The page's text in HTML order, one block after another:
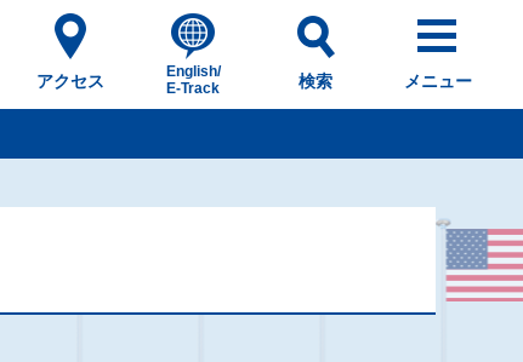
アクセス
English/
E-Track
検索 メニュー